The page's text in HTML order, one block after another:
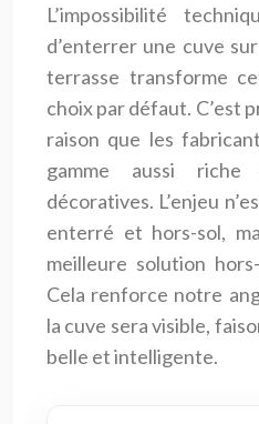
L’impossibilité
d’enterrer une cuve
terrasse transforme
choix par défaut. C’est
raison que les
gamme aussi
décoratives. L’enjeu
enterré et hors-sol,
meilleure solution
Cela renforce notre
la cuve sera visible,
belle et intelligente.